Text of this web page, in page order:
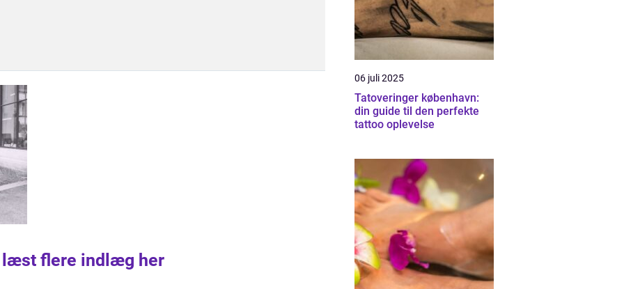
læst flere indlæg her
06 juli 2025
Tatoveringer københavn:
din guide til den perfekte
tattoo oplevelse